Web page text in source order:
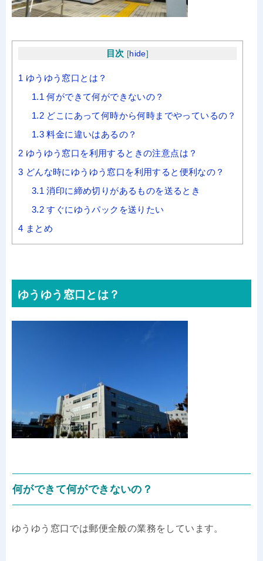
目次 [hide]
1 ゆうゆう窓口とは？
1.1 何ができて何ができないの？
1.2 どこにあって何時から何時までやっているの？
1.3 料金に違いはあるの？
2 ゆうゆう窓口を利用するときの注意点は？
3 どんな時にゆうゆう窓口を利用すると便利なの？
3.1 消印に締め切りがあるものを送るとき
3.2 すぐにゆうパックを送りたい
4 まとめ
ゆうゆう窓口とは？
何ができて何ができないの？
ゆうゆう窓口では郵便全般の業務をしています。